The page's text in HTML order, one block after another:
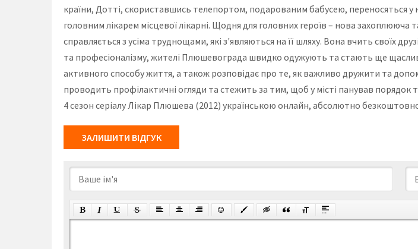
країни, Дотті, скориставшись телепортом, подарованим бабусею, переносяться
головним лікарем місцевої лікарні. Щодня для головних героїв – нова
справляється з усіма труднощами, які з'являються на її шляху. Вона вчить своїх
та професіоналізму, жителі Плюшевограда швидко одужують та стають ще
активного способу життя, а також розповідає про те, як важливо дружити та
проводить профілактичні огляди та стежить за тим, щоб у місті панував порядок
4 сезон серіалу Лікар Плюшева (2012) українською онлайн, абсолютно
ЗАЛИШИТИ ВІДГУК